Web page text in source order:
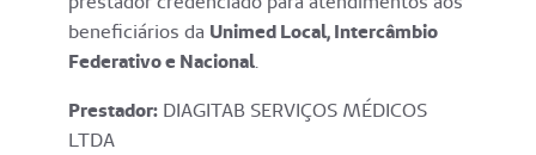
beneficiários da Unimed Local, Intercâmbio
Federativo e Nacional.
Prestador: DIAGITAB SERVIÇOS MÉDICOS
LTDA